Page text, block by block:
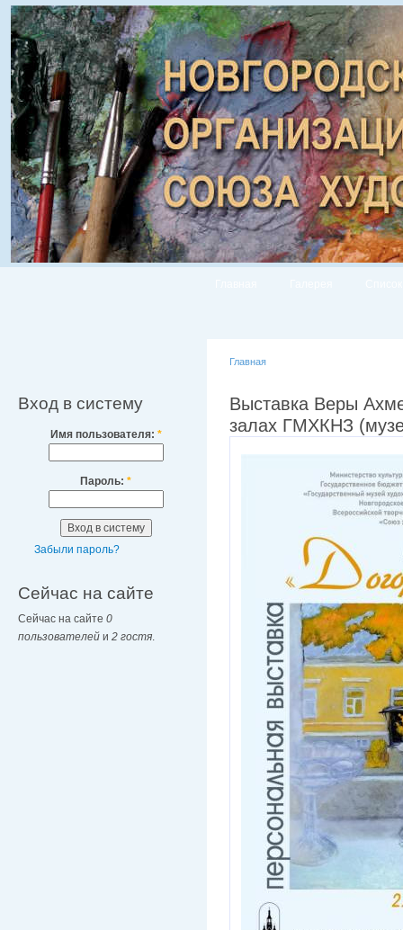
Вход в систему
Имя пользователя: *
Пароль: *
Забыли пароль?
Сейчас на сайте
Сейчас на сайте 0
пользователей и 2 гостя
Главная
Выставка Веры
залах ГМХКНЗ